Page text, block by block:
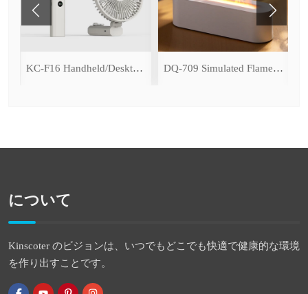
KC-F16 Handheld/Desktop Fan DQ-709 Simulated Flame Aromatherapy Diffuser
について
Kinscoter のビジョンは、いつでもどこでも快適で健康的な環境
を作り出すことです。